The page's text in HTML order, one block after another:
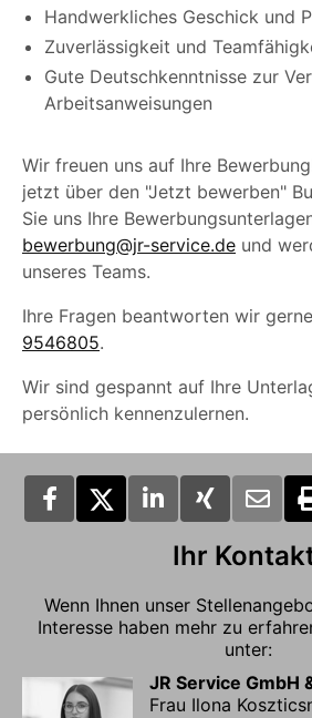
Handwerkliches Geschick und
Zuverlässigkeit und
Gute Deutschkenntnisse zur
Arbeitsanweisungen
Wir freuen uns auf Ihre
jetzt über den "Jetzt bewerben"
Sie uns Ihre
bewerbung@jr-service.de und
unseres Teams.
Ihre Fragen beantworten wir
9546805.
Wir sind gespannt auf Ihre
persönlich kennenzulernen.
Ihr
Wenn Ihnen unser
Interesse haben mehr zu
unter:
JR Service GmbH
Frau Ilona